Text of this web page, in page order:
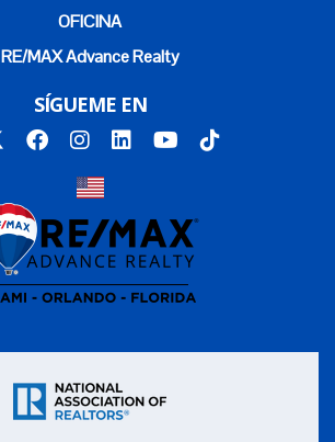
OFICINA
RE/MAX Advance Realty
SÍGUEME EN